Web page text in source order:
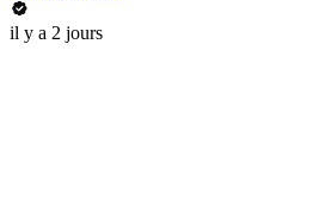
il y a 2 jours